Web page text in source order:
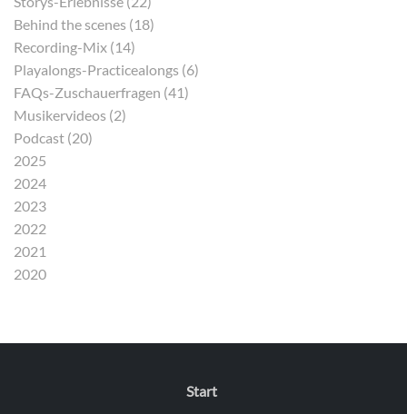
Behind the scenes (18)
Recording-Mix (14)
Playalongs-Practicealongs (6)
FAQs-Zuschauerfragen (41)
Musikervideos (2)
Podcast (20)
2025
2024
2023
2022
2021
2020
Start